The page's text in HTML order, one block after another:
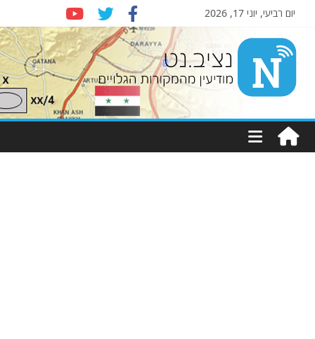
יום רביעי, יוני 17, 2026
Nziv.net
מודיעין
מהמקורות